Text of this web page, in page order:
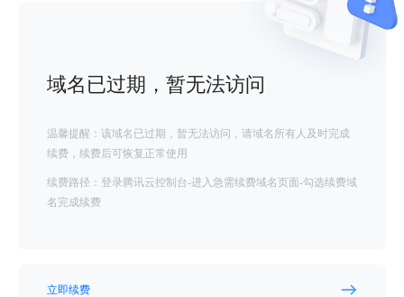
域名已过期，暂无法访问
温馨提醒：该域名已过期，暂无法访问，请域名所有人及时完成
续费，续费后可恢复正常使用
续费路径：登录腾讯云控制台-进入急需续费域名页面-勾选续费域
名完成续费
立即续费